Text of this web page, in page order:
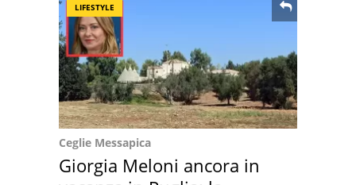
LIFESTYLE
Ceglie Messapica
Giorgia Meloni ancora in